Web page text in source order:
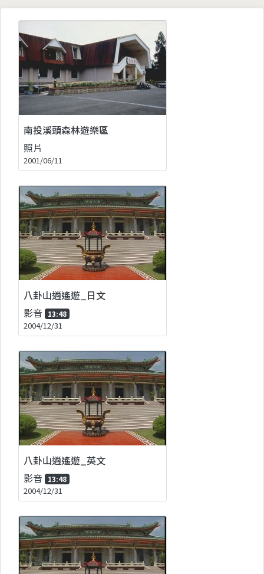
南投溪頭森林遊樂區
照片
2001/06/11
八卦山逍遙遊_日文
影音 13:48
2004/12/31
八卦山逍遙遊_英文
影音 13:48
2004/12/31